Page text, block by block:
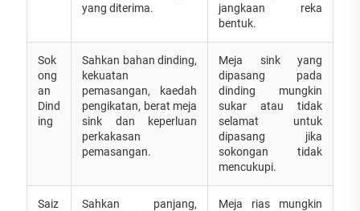
yang diterima.
jangkaan reka
bentuk.
Sok
ong
an
Dind
ing
Sahkan bahan dinding,
kekuatan
pemasangan, kaedah
pengikatan, berat meja
sink dan keperluan
perkakasan
pemasangan.
Meja sink yang
dipasang pada
dinding mungkin
sukar atau tidak
selamat untuk
dipasang jika
sokongan tidak
mencukupi.
Saiz
Sahkan panjang,
Meja rias mungkin